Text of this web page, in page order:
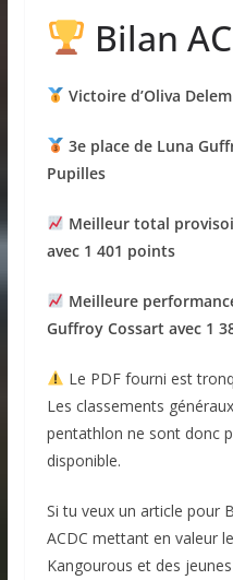
Bilan
Victoire d’Oliva
3e place de Luna
Pupilles
Meilleur total
avec 1 401 points
Meilleure
Guffroy Cossart avec 1
Le PDF fourni est
Les classements
pentathlon ne sont donc
disponible.
Si tu veux un article pour
ACDC mettant en valeur
Kangourous et des